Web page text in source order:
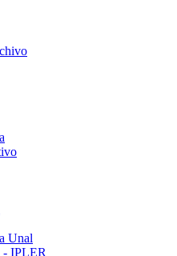
Unal
- IPLER